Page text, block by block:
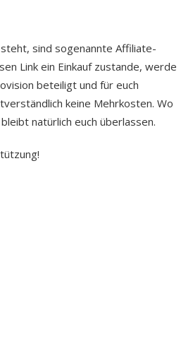
steht, sind sogenannte Affiliate-
Link ein Einkauf zustande, werde
beteiligt und für euch
keine Mehrkosten. Wo
natürlich euch überlassen.